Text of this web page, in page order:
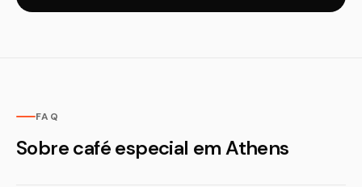
FAQ
Sobre café especial em Athens